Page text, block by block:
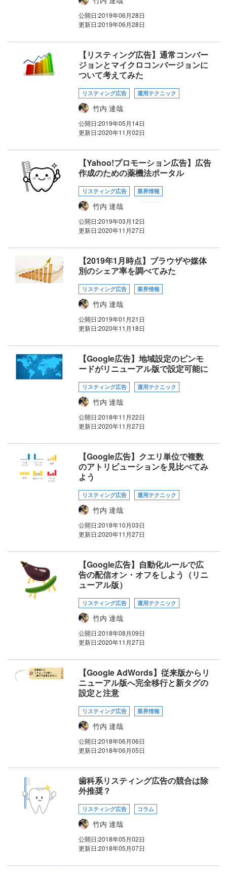
公開日:2019年06月28日
更新日:2019年06月28日
【リスティング広告】通常コンバー
ジョンとマイクロコンバージョンに
ついて考えてみた
リスティング広告 運用テクニック
竹内 達哉
公開日:2019年05月14日
更新日:2020年11月02日
【Yahoo!プロモーション広告】広告
作成のための薬機法ポータル
リスティング広告 業界情報
竹内 達哉
公開日:2019年03月12日
更新日:2020年11月27日
【2019年1月時点】ブラウザや媒体
別のシェア率を調べてみた
リスティング広告 業界情報
竹内 達哉
公開日:2019年01月21日
更新日:2020年11月18日
【Google広告】地域設定のピンモ
ードがリニューアル版で設定可能に
リスティング広告 運用テクニック
竹内 達哉
公開日:2018年11月22日
更新日:2020年11月27日
【Google広告】クエリ単位で複数
のアトリビューションを見比べてみ
よう
リスティング広告 運用テクニック
竹内 達哉
公開日:2018年10月03日
更新日:2020年11月27日
【Google広告】自動化ルールで広
告の配信オン・オフをしよう（リニ
ューアル版）
リスティング広告 運用テクニック
竹内 達哉
公開日:2018年08月09日
更新日:2020年11月27日
【Google AdWords】従来版からリ
ニューアル版へ完全移行と新タグの
設定と注意
リスティング広告 業界情報
竹内 達哉
公開日:2018年06月06日
更新日:2018年06月05日
歯科系リスティング広告の競合は除
外推奨？
リスティング広告 コラム
竹内 達哉
公開日:2018年05月02日
更新日:2018年05月07日